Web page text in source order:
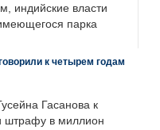
индийские власти
парка
к четырем годам
Гасанова к
штрафу в миллион